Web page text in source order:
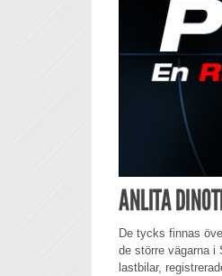
ANLITA
De tycks finnas
de större vägarna i
lastbilar,